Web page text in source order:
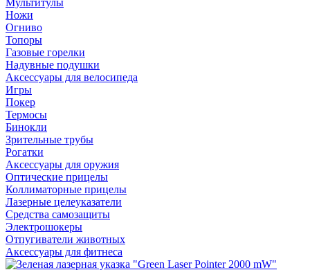
Мультитулы
Ножи
Огниво
Топоры
Газовые горелки
Надувные подушки
Аксессуары для велосипеда
Игры
Покер
Термосы
Бинокли
Зрительные трубы
Рогатки
Аксессуары для оружия
Оптические прицелы
Коллиматорные прицелы
Лазерные целеуказатели
Средства самозащиты
Электрошокеры
Отпугиватели животных
Аксессуары для фитнеса